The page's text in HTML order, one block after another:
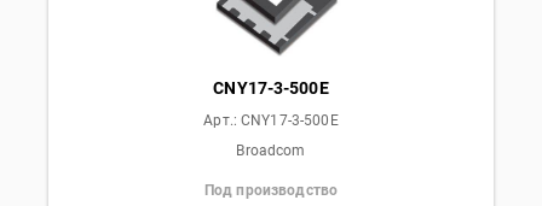
CNY17-3-500E
Арт.:CNY17-3-500E
Broadcom
Под производство